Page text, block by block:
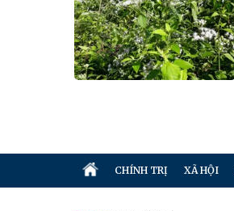
CHÍNH TRỊ XÃ HỘI